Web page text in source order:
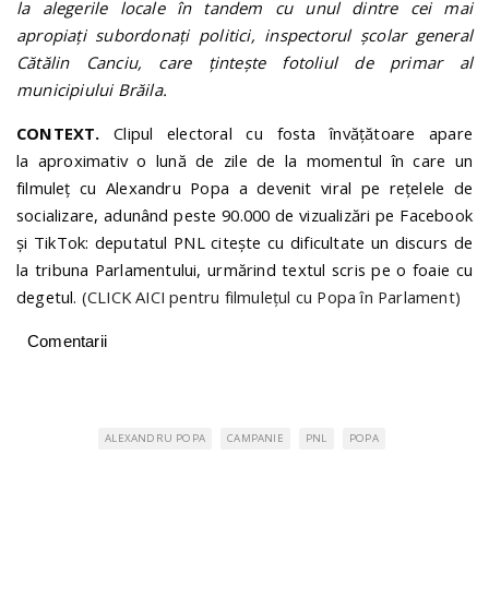
la alegerile locale în tandem cu unul dintre cei mai
apropiați subordonați politici, inspectorul școlar general
Cătălin Canciu, care țintește fotoliul de primar al
municipiului Brăila.
CONTEXT.Clipul electoral cu fosta învățătoare apare
la aproximativ o lună de zile de la momentul în care un
filmuleț cu Alexandru Popa a devenit viral pe rețelele de
socializare, adunând peste 90.000 de vizualizări pe Facebook
și TikTok: deputatul PNL citește cu dificultate un discurs de
la tribuna Parlamentului, urmărind textul scris pe o foaie cu
degetul. (CLICK AICI pentru filmulețul cu Popa în Parlament)
Comentarii
ALEXANDRU POPA CAMPANIE PNL POPA